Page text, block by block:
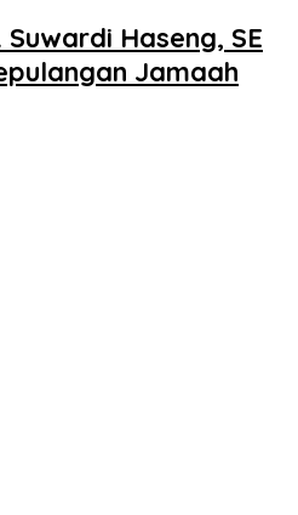
Haseng, SE
Jamaah